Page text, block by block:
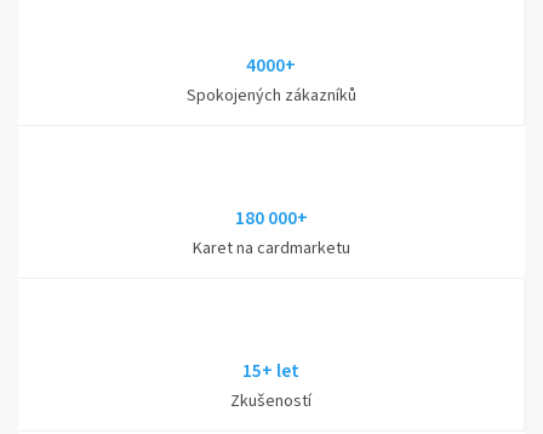
4000+
Spokojených zákazníků
180 000+
Karet na cardmarketu
15+ let
Zkušeností